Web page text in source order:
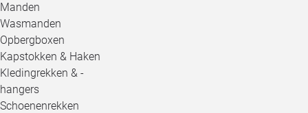
Manden
Wasmanden
Opbergboxen
Kapstokken & Haken
Kledingrekken & -
hangers
Schoenenrekken